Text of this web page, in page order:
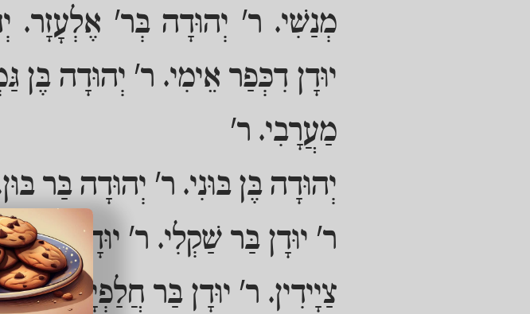
מְנַשִׁי. ר' יְהוּדָה בְּר' אֶלְעָזָר.
יוּדָן דִכְּפַר אֵימִי. ר' יְהוּדָה
מַעֲרָבִי. ר'
יְהוּדָה בֶּן בּוּנִי. ר' יְהוּדָה בַּר
ר' יוּדָן בַּר שַׁקְלִי. ר' יוּדָן בֶּן
צַיָידִין. ר' יוּדָן בַּר חֲלַפְיָא. ר'